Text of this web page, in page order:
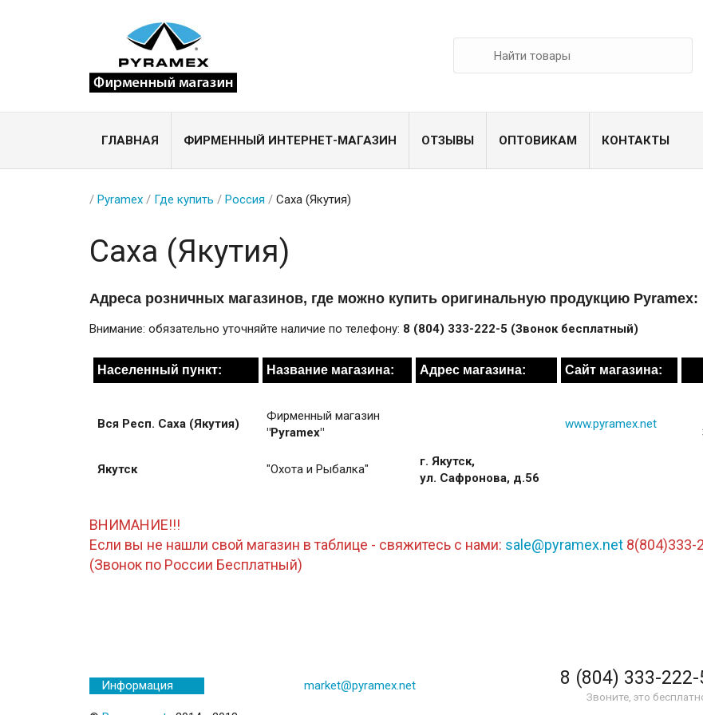
ГЛАВНАЯ ФИРМЕННЫЙ ИНТЕРНЕТ-МАГАЗИН ОТЗЫВЫ ОПТОВИКАМ КОНТАКТЫ
/ Pyramex / Где купить / Россия / Саха (Якутия)
Саха (Якутия)
Адреса розничных магазинов, где можно купить оригинальную продукцию Pyramex:
Внимание: обязательно уточняйте наличие по телефону: 8 (804) 333-222-5 (Звонок бесплатный)
Населенный пункт: Название магазина: Адрес магазина: Сайт магазина:
Вся Респ. Саха (Якутия)
Фирменный магазин
"Pyramex"
www.pyramex.net
Якутск "Охота и Рыбалка"
г. Якутск,
ул. Сафронова, д.56
ВНИМАНИЕ!!!
Если вы не нашли свой магазин в таблице - свяжитесь с нами: sale@pyramex.net 8(804)333-
(Звонок по России Бесплатный)
Информация market@pyramex.net 8 (804) 333-222-
Звоните, это